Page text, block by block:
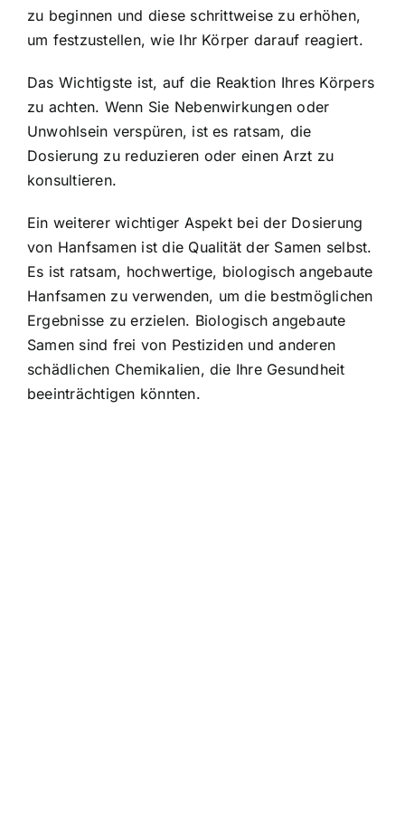
zu beginnen und diese schrittweise zu erhöhen,
um festzustellen, wie Ihr Körper darauf reagiert.
Das Wichtigste ist, auf die Reaktion Ihres Körpers
zu achten. Wenn Sie Nebenwirkungen oder
Unwohlsein verspüren, ist es ratsam, die
Dosierung zu reduzieren oder einen Arzt zu
konsultieren.
Ein weiterer wichtiger Aspekt bei der Dosierung
von Hanfsamen ist die Qualität der Samen selbst.
Es ist ratsam, hochwertige, biologisch angebaute
Hanfsamen zu verwenden, um die bestmöglichen
Ergebnisse zu erzielen. Biologisch angebaute
Samen sind frei von Pestiziden und anderen
schädlichen Chemikalien, die Ihre Gesundheit
beeinträchtigen könnten.